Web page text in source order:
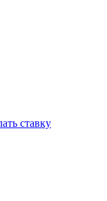
ставку